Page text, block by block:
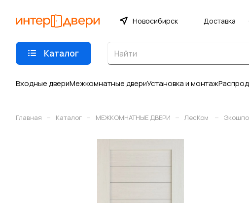
Новосибирск Доставка
Каталог
Входные двериМежкомнатные двериУстановка и монтаж
Главная – Каталог – МЕЖКОМНАТНЫЕ ДВЕРИ – ЛесКом –